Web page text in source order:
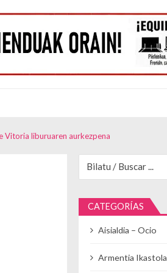
Vitoria liburuaren aurkezpena
CATEGORÍAS
Aisialdia – Ocio
Armentia Ikastola